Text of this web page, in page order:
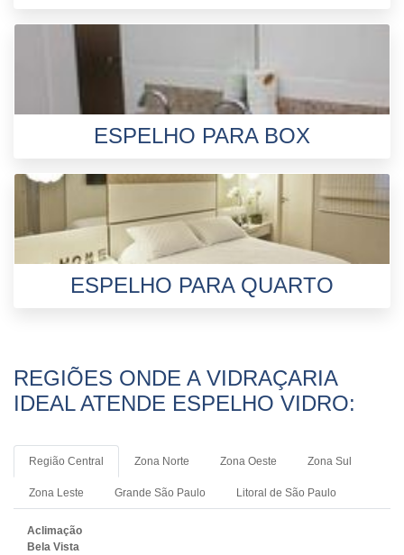
ESPELHO PARA BOX
ESPELHO PARA QUARTO
REGIÕES ONDE A VIDRAÇARIA
IDEAL ATENDE ESPELHO VIDRO:
Região Central Zona Norte Zona Oeste Zona Sul
Zona Leste Grande São Paulo Litoral de São Paulo
Aclimação
Bela Vista